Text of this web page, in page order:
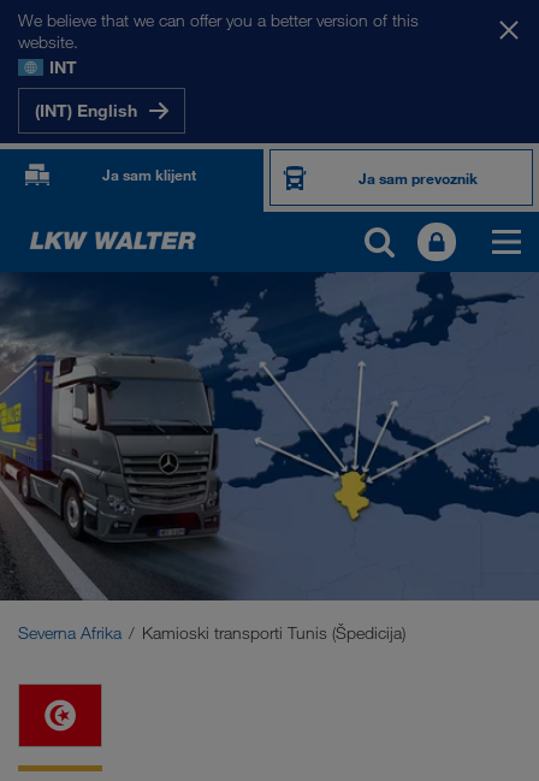
We believe that we can offer you a better version of this
website.
INT
(INT) English
Ja sam klijent Ja sam prevoznik
NAŠA TRŽIŠTA
Evropa
Centralna Azija
Rusija
Bliski Istok
Severna Afrika Kamioski transporti Tunis (Špedicija)